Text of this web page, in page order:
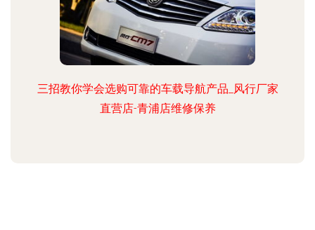
三招教你学会选购可靠的车载导航产品_风行厂家
直营店-青浦店维修保养